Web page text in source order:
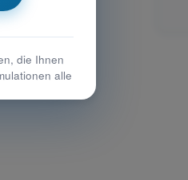
die Ihnen
alle